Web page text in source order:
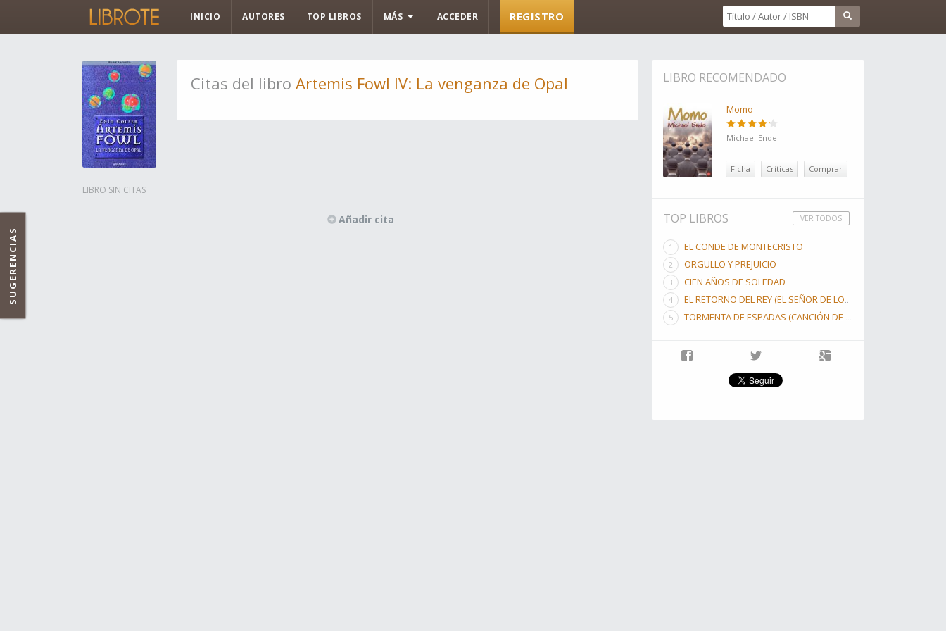
INICIO AUTORES TOP LIBROS MÁS ACCEDER REGISTRO
Citas del libroArtemis Fowl IV: La venganza de Opal
LIBRO SIN CITAS
Añadir cita
LIBRO RECOMENDADO
Momo
Michael Ende
Ficha Críticas Comprar
VER TODOS
TOP LIBROS
EL CONDE DE MONTECRISTO
ORGULLO Y PREJUICIO
CIEN AÑOS DE SOLEDAD
EL RETORNO DEL REY (EL SEÑOR DE LOS ANILLOS, #3)
TORMENTA DE ESPADAS (CANCIÓN DE HIELO Y FUEGO III)
SUGERENCIAS